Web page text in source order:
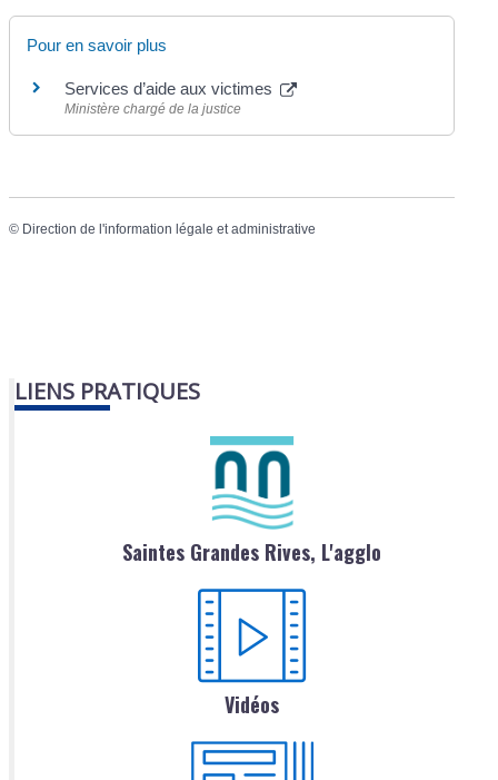
Pour en savoir plus
Services d’aide aux victimes
Ministère chargé de la justice
© Direction de l'information légale et administrative
LIENS PRATIQUES
Saintes Grandes Rives, L'agglo
Vidéos